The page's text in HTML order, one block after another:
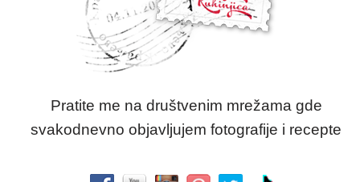
Pratite me na društvenim mrežama gde
svakodnevno objavljujem fotografije i recepte